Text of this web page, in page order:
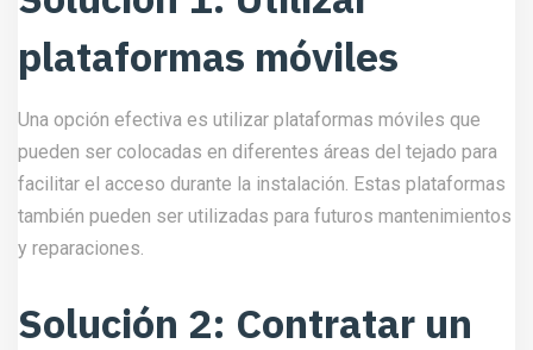
plataformas móviles
Una opción efectiva es utilizar plataformas móviles que
pueden ser colocadas en diferentes áreas del tejado para
facilitar el acceso durante la instalación. Estas plataformas
también pueden ser utilizadas para futuros mantenimientos
y reparaciones.
Solución 2: Contratar un